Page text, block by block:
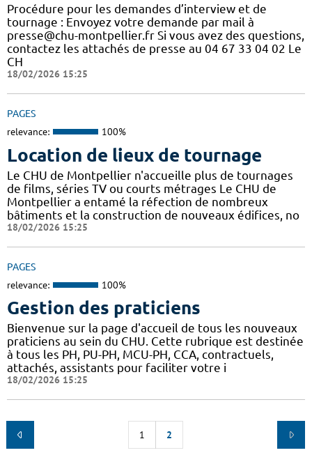
Procédure pour les demandes d’interview et de
tournage : Envoyez votre demande par mail à
presse@chu-montpellier.fr Si vous avez des questions,
contactez les attachés de presse au 04 67 33 04 02 Le
CH
18/02/2026 15:25
PAGES
relevance: 100%
Location de lieux de tournage
Le CHU de Montpellier n'accueille plus de tournages
de films, séries TV ou courts métrages Le CHU de
Montpellier a entamé la réfection de nombreux
bâtiments et la construction de nouveaux édifices, no
18/02/2026 15:25
PAGES
relevance: 100%
Gestion des praticiens
Bienvenue sur la page d'accueil de tous les nouveaux
praticiens au sein du CHU. Cette rubrique est destinée
à tous les PH, PU-PH, MCU-PH, CCA, contractuels,
attachés, assistants pour faciliter votre i
18/02/2026 15:25
1 2